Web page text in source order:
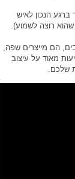
ברגע הנכון לאיש
רוצה לשמוע).
הם מייצרים שפה,
מאוד על עיצוב
שלכם.